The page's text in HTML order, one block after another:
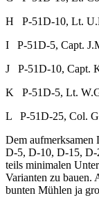
H P-51D-10, Lt.
I P-51D-5, Capt.
J P-51D-10, Capt.
K P-51D-5, Lt.
L P-51D-25, Col.
Dem aufmerksamen
D-5, D-10, D-15, D-
teils minimalen
Varianten zu bauen.
bunten Mühlen ja